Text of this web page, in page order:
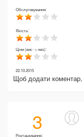
Обслуговування:
Якість:
Ціни (вис -> низ):
22.10.2015
Щоб додати коментар,
3
Розташування: